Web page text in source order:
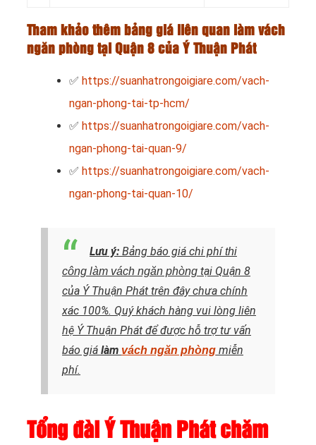
Tham khảo thêm bảng giá liên quan làm vách
ngăn phòng tại Quận 8 của Ý Thuận Phát
✅ https://suanhatrongoigiare.com/vach-
ngan-phong-tai-tp-hcm/
✅ https://suanhatrongoigiare.com/vach-
ngan-phong-tai-quan-9/
✅ https://suanhatrongoigiare.com/vach-
ngan-phong-tai-quan-10/
Lưu ý: Bảng báo giá chi phíthi
công làm vách ngăn phòng tại Quận 8
của Ý Thuận Phát trên đây chưa chính
xác 100%. Quý khách hàng vui lòng liên
hệ Ý Thuận Phát để được hỗ trợ tư vấn
báo giá làm vách ngăn phòng miễn
phí.
Tổng đài Ý Thuận Phát chăm